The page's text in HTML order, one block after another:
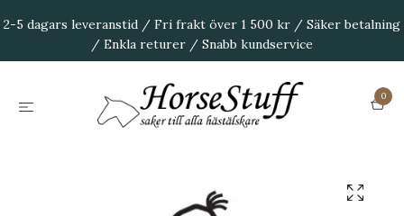
2-5 dagars leveranstid / Fri frakt över 1 500 kr / Säker betalning
/ Enkla returer / Snabb kundservice
0